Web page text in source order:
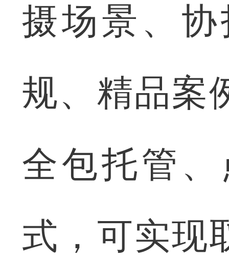
摄场景、
规、精品案
全包托管
式，可实现